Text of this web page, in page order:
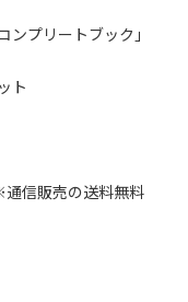
プリートブック」
ト
信販売の送料無料